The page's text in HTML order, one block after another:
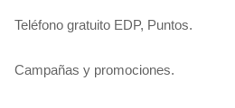
Teléfono gratuito EDP, Puntos.
Campañas y promociones.